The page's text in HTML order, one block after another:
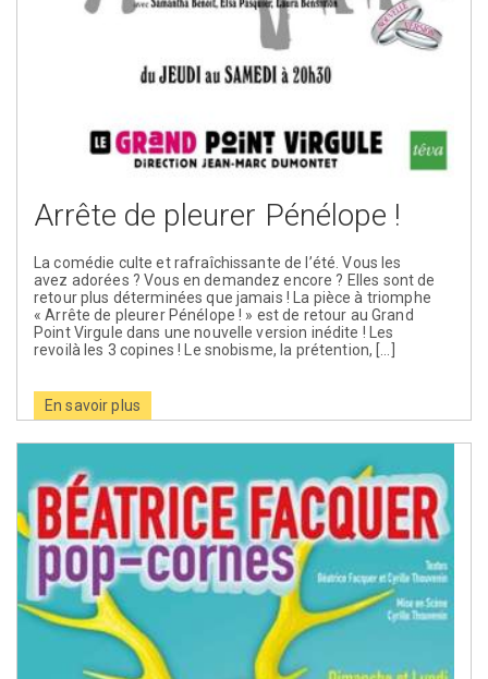
Arrête de pleurer Pénélope !
La comédie culte et rafraîchissante de l’été. Vous les
avez adorées ? Vous en demandez encore ? Elles sont de
retour plus déterminées que jamais ! La pièce à triomphe
« Arrête de pleurer Pénélope ! » est de retour au Grand
Point Virgule dans une nouvelle version inédite ! Les
revoilà les 3 copines ! Le snobisme, la prétention, […]
En savoir plus